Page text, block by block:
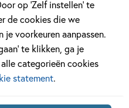
op ‘Zelf instellen’ te
de cookies die we
voorkeuren aanpassen.
te klikken, ga je
categorieën cookies
statement.
Kinderpanel